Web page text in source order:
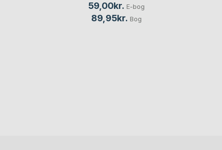
59,00kr. E-bog
89,95kr. Bog